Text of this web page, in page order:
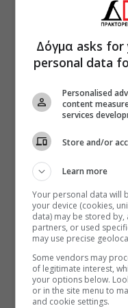
Δόγμα asks for
personal data
Personalised
content
services
Store and/or
Learn more
Your personal data will
your device (cookies,
data) may be stored by,
partners, or used
may use precise
Some vendors may
of legitimate interest,
your options below.
or in the site menu to
and cookie settings.